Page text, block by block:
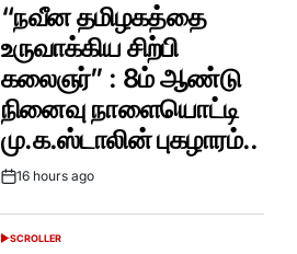
“நவீன தமிழகத்தை
உருவாக்கிய சிற்பி
கலைஞர்” : 8ம் ஆண்டு
நினைவு நாளையொட்டி
மு.க.ஸ்டாலின் புகழாரம்..
Post16 hours ago
POSTED
SCROLLER